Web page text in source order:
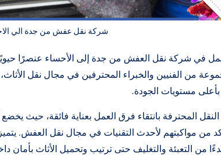
شركة نقل عفش من جدة الي
في شركة نقل العفش من جدة إلى الأحساء عنصرًا
من الفنيين والخبراء المحترفين في مجال نقل
مستويات الجودة.
المحترفة بانتقاء فرق العمل بعناية فائقة، حيث
من مواكبتهم لأحدث التقنيات في مجال نقل العفش.
من التعبئة والتغليف حتى ترتيب وتحميل الأثاث بأمان